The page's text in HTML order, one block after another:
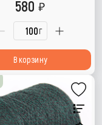
г
580
В корзину